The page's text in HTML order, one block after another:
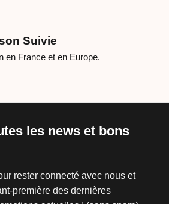
Suivie
en France et en Europe.
les news et bons
rester connecté avec nous et
première des dernières